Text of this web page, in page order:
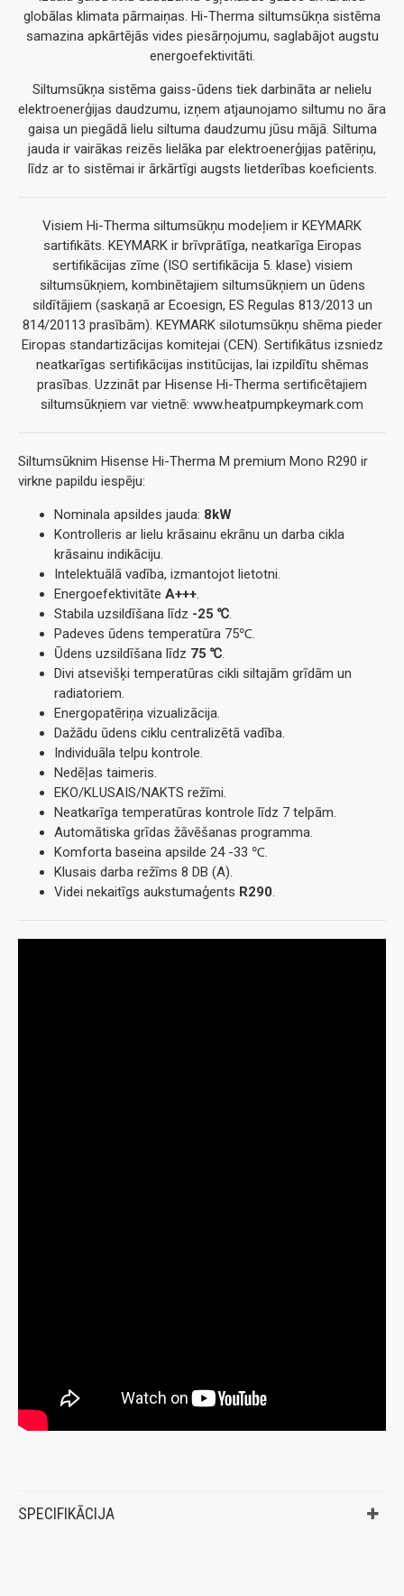
globālas klimata pārmaiņas. Hi-Therma siltumsūkņa sistēma
samazina apkārtējās vides piesārņojumu, saglabājot augstu
energoefektivitāti.
Siltumsūkņa sistēma gaiss-ūdens tiek darbināta ar nelielu
elektroenerģijas daudzumu, izņem atjaunojamo siltumu no āra
gaisa un piegādā lielu siltuma daudzumu jūsu mājā. Siltuma
jauda ir vairākas reizēs lielāka par elektroenerģijas patēriņu,
līdz ar to sistēmai ir ārkārtīgi augsts lietderības koeficients.
Visiem Hi-Therma siltumsūkņu modeļiem ir KEYMARK
sartifikāts. KEYMARK ir brīvprātīga, neatkarīga Eiropas
sertifikācijas zīme (ISO sertifikācija 5. klase) visiem
siltumsūkņiem, kombinētajiem siltumsūkņiem un ūdens
sildītājiem (saskaņā ar Ecoesign, ES Regulas 813/2013 un
814/20113 prasībām). KEYMARK silotumsūkņu shēma pieder
Eiropas standartizācijas komitejai (CEN). Sertifikātus izsniedz
neatkarīgas sertifikācijas institūcijas, lai izpildītu shēmas
prasības. Uzzināt par Hisense Hi-Therma sertificētajiem
siltumsūkņiem var vietnē: www.heatpumpkeymark.com
Siltumsūknim Hisense Hi-Therma M premium Mono R290 ir
virkne papildu iespēju:
Nominala apsildes jauda: 8kW
Kontrolleris ar lielu krāsainu ekrānu un darba cikla
krāsainu indikāciju.
Intelektuālā vadība, izmantojot lietotni.
Energoefektivitāte A+++.
Stabila uzsildīšana līdz -25 ℃.
Padeves ūdens temperatūra 75℃.
Ūdens uzsildīšana līdz 75 ℃.
Divi atsevišķi temperatūras cikli siltajām grīdām un
radiatoriem.
Energopatēriņa vizualizācija.
Dažādu ūdens ciklu centralizētā vadība.
Individuāla telpu kontrole.
Nedēļas taimeris.
EKO/KLUSAIS/NAKTS režīmi.
Neatkarīga temperatūras kontrole līdz 7 telpām.
Automātiska grīdas žāvēšanas programma.
Komforta baseina apsilde 24 -33 ℃.
Klusais darba režīms 8 DB (A).
Videi nekaitīgs aukstumaģents R290.
SPECIFIKĀCIJA